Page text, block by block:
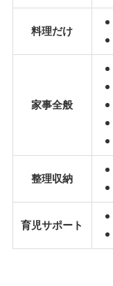
料理だけ
家事全般
整理収納
育児サポート